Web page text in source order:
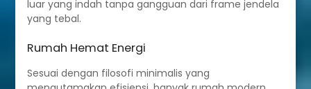
luar yang indah tanpa gangguan dari frame jendela
yang tebal.
Rumah Hemat Energi
Sesuai dengan filosofi minimalis yang